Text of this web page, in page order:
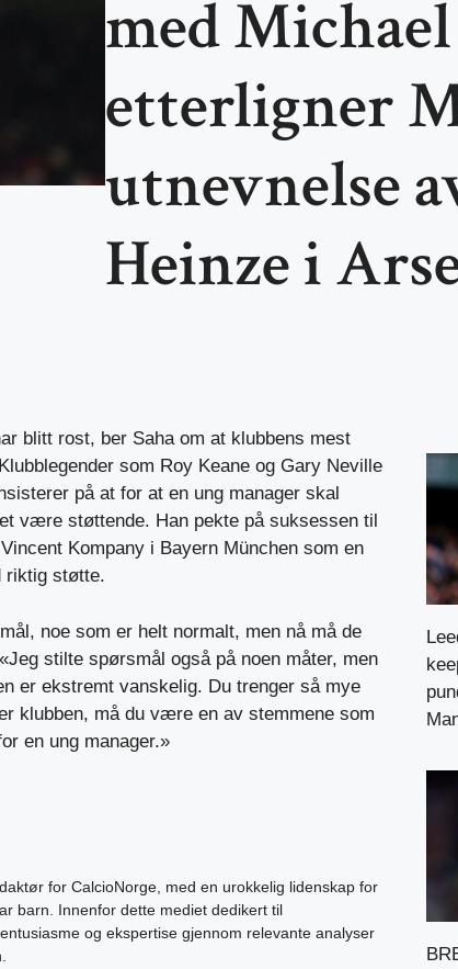
med
etterligner
utnevnelse
Heinze i
blitt rost, ber Saha om at klubbens mest
som Roy Keane og Gary Neville
på at for at en ung manager skal
være støttende. Han pekte på suksessen til
Kompany i Bayern München som en
riktig støtte.
noe som er helt normalt, men nå må de
stilte spørsmål også på noen måter, men
er ekstremt vanskelig. Du trenger så mye
klubben, må du være en av stemmene som
en ung manager.»
for CalcioNorge, med en urokkelig lidenskap for
barn. Innenfor dette mediet dedikert til
og ekspertise gjennom relevante analyser